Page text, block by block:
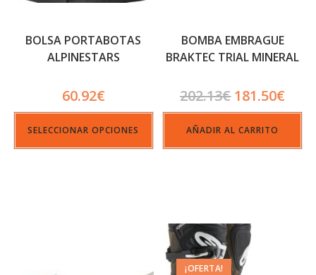
BOLSA PORTABOTAS
ALPINESTARS
60.92€
SELECCIONAR OPCIONES
BOMBA EMBRAGUE
BRAKTEC TRIAL MINERAL
202.13€ 181.50€
AÑADIR AL CARRITO
¡OFERTA!